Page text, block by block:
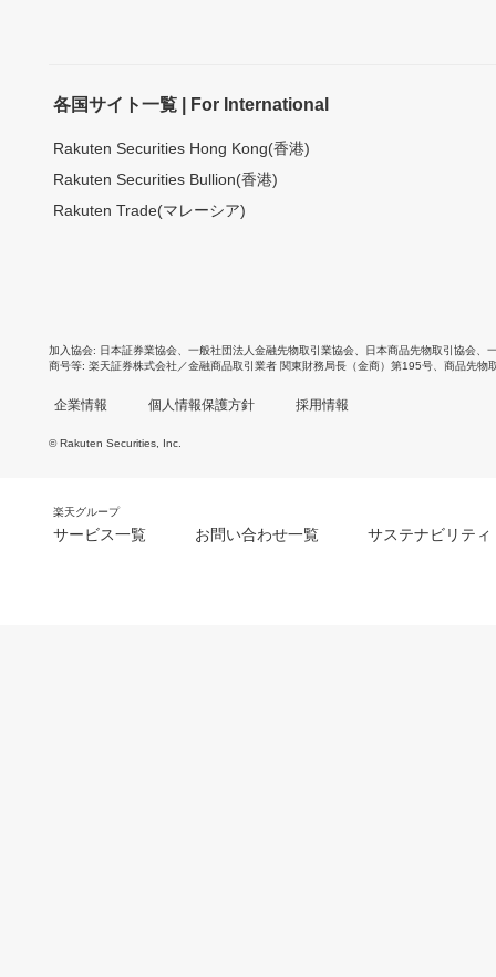
各国サイト一覧 | For International
Rakuten Securities Hong Kong(香港)
Rakuten Securities Bullion(香港)
Rakuten Trade(マレーシア)
加入協会 日本証券業協会 一般社団法人金融先物取引業協会 日本商品先物取引協会
商号等 楽天証券株式会社／金融商品取引業者 関東財務局長（金商）第195号、商品先物
企業情報 個人情報保護方針 採用情報
© Rakuten Securities, Inc.
楽天グループ
サービス一覧 お問い合わせ一覧 サステナビリティ